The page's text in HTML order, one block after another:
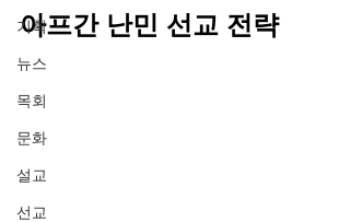
기획
뉴스
목회
문화
설교
선교
아프간 난민 선교 전략